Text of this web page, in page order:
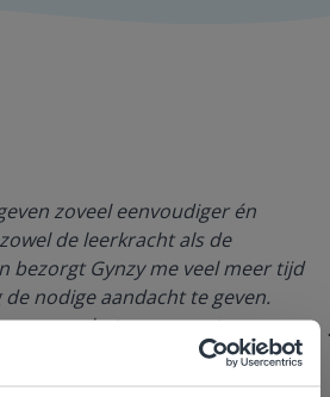
zoveel eenvoudiger én
de leerkracht als de
bezorgt Gynzy me veel meer tijd
nodige aandacht te geven.
o.a. verbeteren en extra
definitief voorbij.